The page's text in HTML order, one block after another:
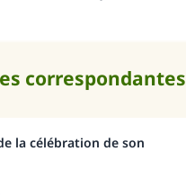
correspondantes
la célébration de son